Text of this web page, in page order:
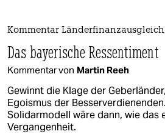
Kommentar Länderfinanzausgleich
Das bayerische Ressentiment
Kommentar von Martin Reeh
Gewinnt die Klage der
Egoismus der
Solidarmodell wäre dann, wie das
Vergangenheit.